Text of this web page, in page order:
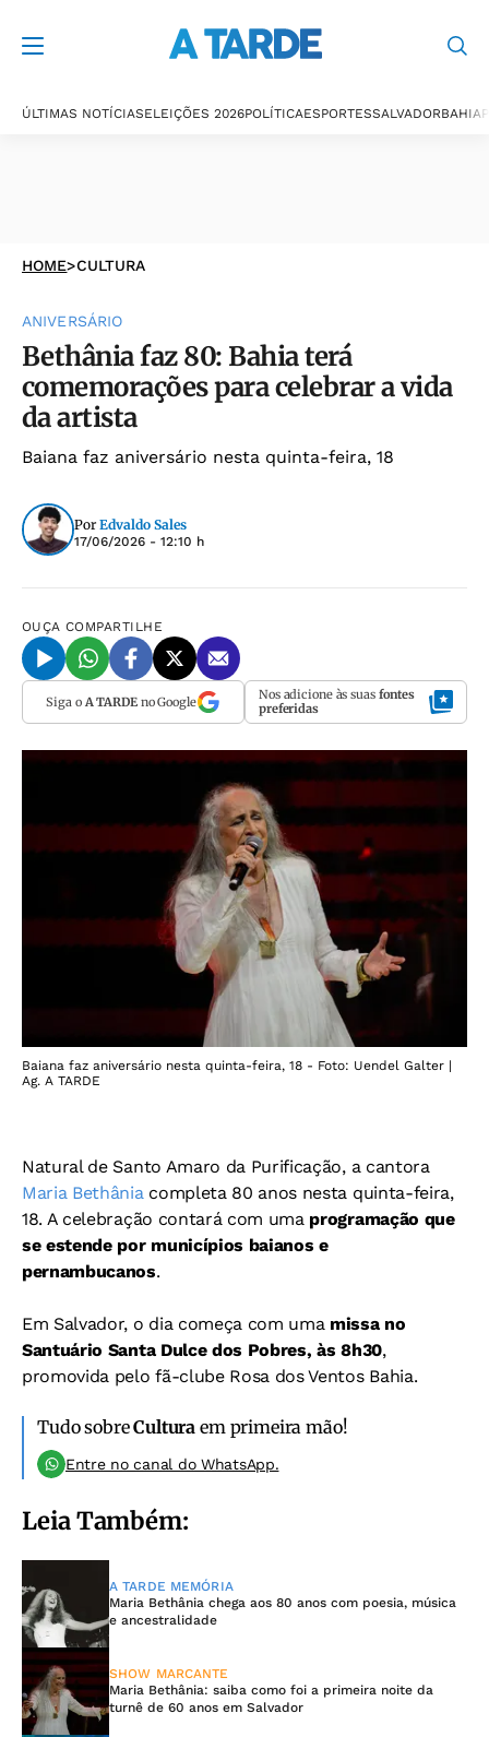
ÚLTIMAS NOTÍCIASELEIÇÕES 2026POLÍTICAESPORTESSALVADORBAHIA
HOME>CULTURA
ANIVERSÁRIO
Bethânia faz 80: Bahia terá
comemorações para celebrar a vida
da artista
Baiana faz aniversário nesta quinta-feira, 18
Por Edvaldo Sales
17/06/2026 - 12:10 h
OUÇA COMPARTILHE
Siga o A TARDEno Google Nos adicione às suas fontes
preferidas
Baiana faz aniversário nesta quinta-feira, 18 - Foto: Uendel Galter |
Ag. A TARDE
Natural de Santo Amaro da Purificação, a cantora
Maria Bethâniacompleta 80 anos nesta quinta-feira,
18. A celebração contará com uma programação que
se estende por municípios baianos e
pernambucanos.
Em Salvador, o dia começa com uma missa no
Santuário Santa Dulce dos Pobres, às 8h30,
promovida pelo fã-clube Rosa dos Ventos Bahia.
Tudo sobreCultura em primeira mão!
Entre no canal do WhatsApp.
Leia Também:
A TARDE MEMÓRIA
Maria Bethânia chega aos 80 anos com poesia, música
e ancestralidade
SHOW MARCANTE
Maria Bethânia: saiba como foi a primeira noite da
turnê de 60 anos em Salvador